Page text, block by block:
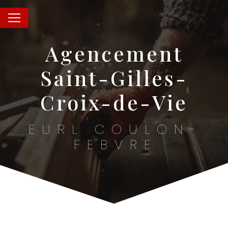
agencement
Saint-Gilles-
Croix-de-Vie
EURL COULON-
FEBVRE
Panneau de gestion des cookies